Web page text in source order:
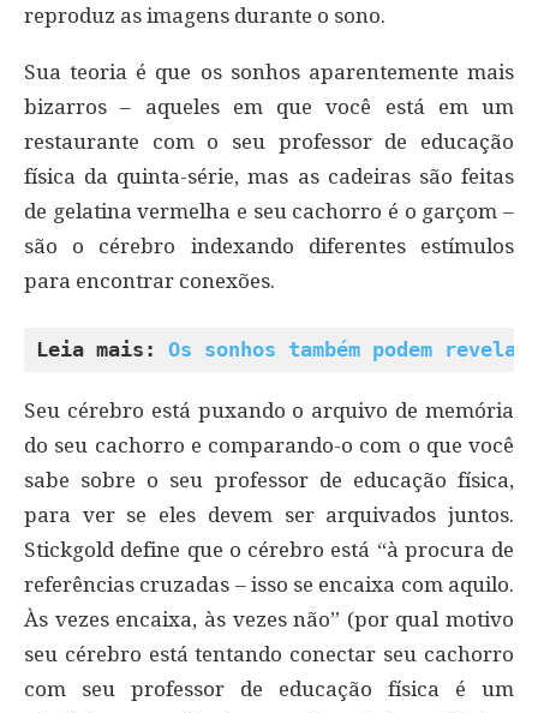
reproduz as imagens durante o sono.
Sua teoria é que os sonhos aparentemente mais
bizarros – aqueles em que você está em um
restaurante com o seu professor de educação
física da quinta-série, mas as cadeiras são feitas
de gelatina vermelha e seu cachorro é o garçom –
são o cérebro indexando diferentes estímulos
para encontrar conexões.
Leia mais: Os sonhos também podem
Seu cérebro está puxando o arquivo de memória
do seu cachorro e comparando-o com o que você
sabe sobre o seu professor de educação física,
para ver se eles devem ser arquivados juntos.
Stickgold define que o cérebro está “à procura de
referências cruzadas – isso se encaixa com aquilo.
Às vezes encaixa, às vezes não” (por qual motivo
seu cérebro está tentando conectar seu cachorro
com seu professor de educação física é um